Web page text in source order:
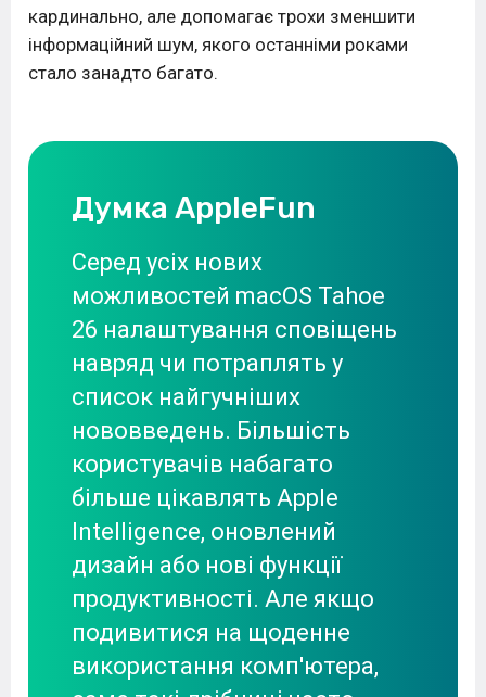
кардинально, але допомагає трохи зменшити
інформаційний шум, якого останніми роками
стало занадто багато.
Думка AppleFun
Серед усіх нових
можливостей macOS Tahoe
26 налаштування сповіщень
навряд чи потраплять у
список найгучніших
нововведень. Більшість
користувачів набагато
більше цікавлять Apple
Intelligence, оновлений
дизайн або нові функції
продуктивності. Але якщо
подивитися на щоденне
використання комп'ютера,